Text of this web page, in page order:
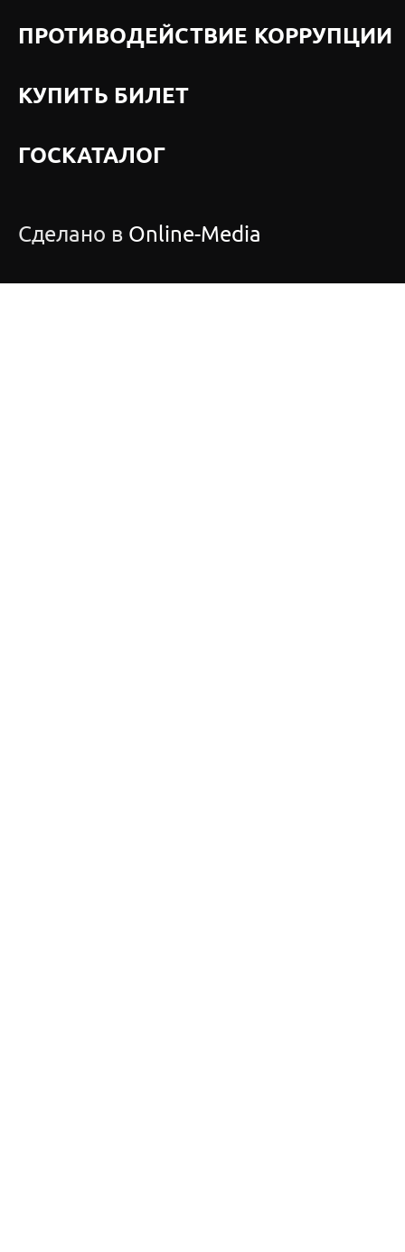
ПРОТИВОДЕЙСТВИЕ КОРРУПЦИИ
КУПИТЬ БИЛЕТ
ГОСКАТАЛОГ
Сделано в Online-Media